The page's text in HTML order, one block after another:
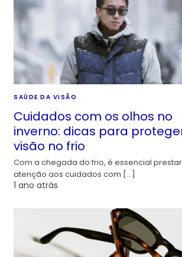
SAÚDE DA VISÃO
Cuidados com os olhos no
inverno: dicas para
visão no frio
Com a chegada do frio, é essencial prestar
atenção aos cuidados com […]
1 ano atrás